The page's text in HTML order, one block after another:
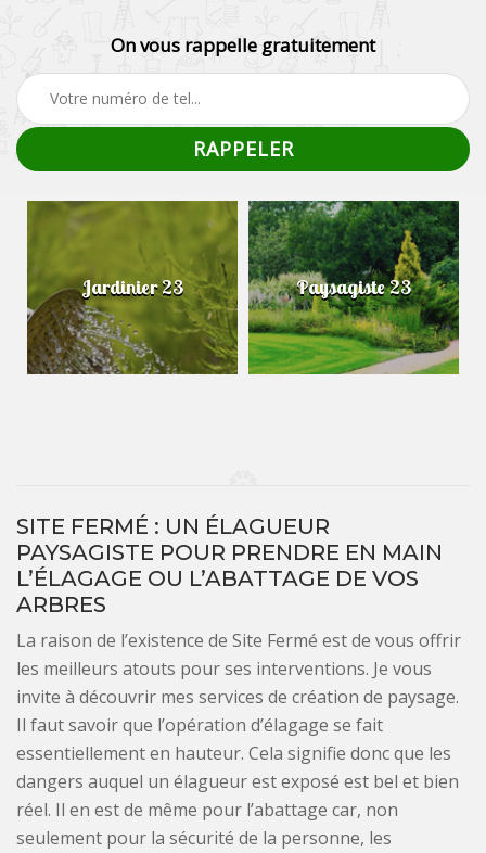
On vous rappelle gratuitement
Jardinier 23 Paysagiste 23
SITE FERMÉ : UN ÉLAGUEUR
PAYSAGISTE POUR PRENDRE EN MAIN
L’ÉLAGAGE OU L’ABATTAGE DE VOS
ARBRES
La raison de l’existence de Site Fermé est de vous offrir
les meilleurs atouts pour ses interventions. Je vous
invite à découvrir mes services de création de paysage.
Il faut savoir que l’opération d’élagage se fait
essentiellement en hauteur. Cela signifie donc que les
dangers auquel un élagueur est exposé est bel et bien
réel. Il en est de même pour l’abattage car, non
seulement pour la sécurité de la personne, les